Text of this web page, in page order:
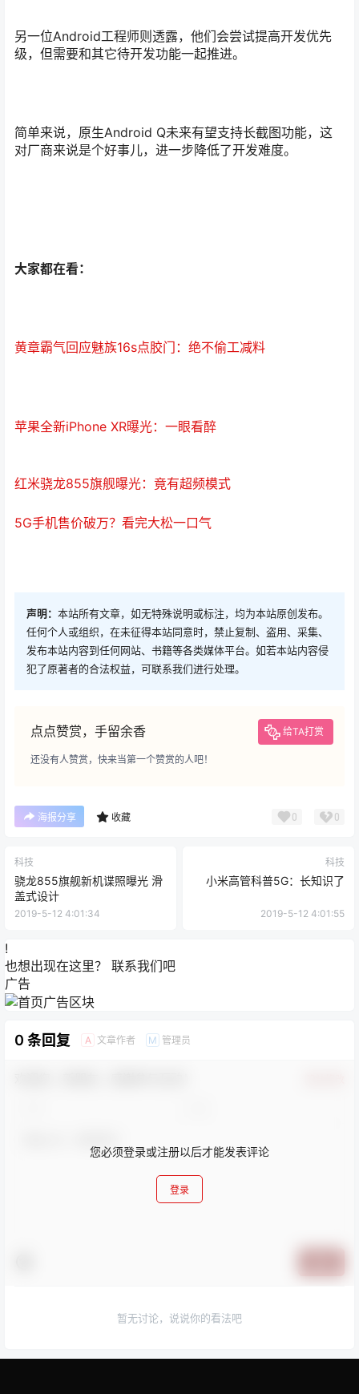
另一位Android工程师则透露，他们会尝试提高开发优先
级，但需要和其它待开发功能一起推进。
简单来说，原生Android Q未来有望支持长截图功能，这
对厂商来说是个好事儿，进一步降低了开发难度。
大家都在看：
黄章霸气回应魅族16s点胶门：绝不偷工减料
苹果全新iPhone XR曝光：一眼看醉
红米骁龙855旗舰曝光：竟有超频模式
5G手机售价破万？看完大松一口气
声明： 本站所有文章，如无特殊说明或标注，均为本站原创发布。
任何个人或组织，在未征得本站同意时，禁止复制、盗用、采集、
发布本站内容到任何网站、书籍等各类媒体平台。如若本站内容侵
犯了原著者的合法权益，可联系我们进行处理。
点点赞赏，手留余香 给TA打赏
还没有人赞赏，快来当第一个赞赏的人吧！
海报分享 收藏 0 0
科技
骁龙855旗舰新机谍照曝光 滑
盖式设计
2019-5-12 4:01:34
科技
小米高管科普5G：长知识了
2019-5-12 4:01:55
!
也想出现在这里？ 联系我们吧
广告
0 条回复 A 文章作者 M 管理员
您必须登录或注册以后才能发表评论
登录
暂无讨论，说说你的看法吧